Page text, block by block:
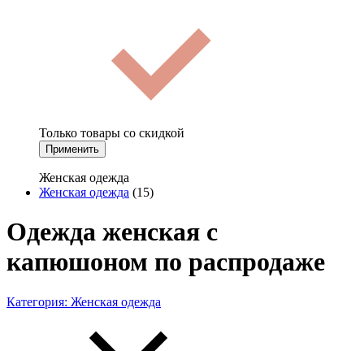
Только товары со скидкой
Применить
Женская одежда
Женская одежда (15)
Одежда женская с
капюшоном по распродаже
Категория: Женская одежда